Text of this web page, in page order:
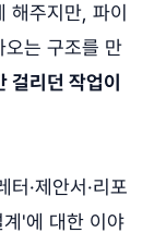
해주지만, 파이
오는 구조를 만
걸리던 작업이
·제안서·리포
'에 대한 이야